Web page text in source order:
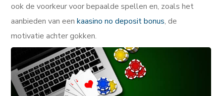
ook de voorkeur voor bepaalde spellen en, zoals het
aanbieden van eenkaasino no deposit bonus, de
motivatie achter gokken.